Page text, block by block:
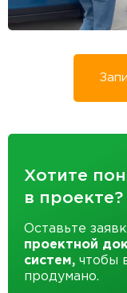
Хотите
в проекте?
Оставьте
проектной
систем, чтобы
продумано.